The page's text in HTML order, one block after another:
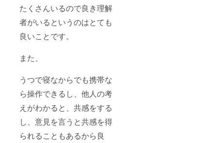
たくさんいるので良き理解
者がいるというのはとても
良いことです。
また、
うつで寝なからでも携帯な
ら操作できるし、他人の考
えがわかると、共感をする
し、意見を言うと共感を得
られることもあるから良